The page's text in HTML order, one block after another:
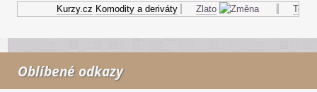
Kurzy.cz Komodity a deriváty Zlato
Oblíbené odkazy